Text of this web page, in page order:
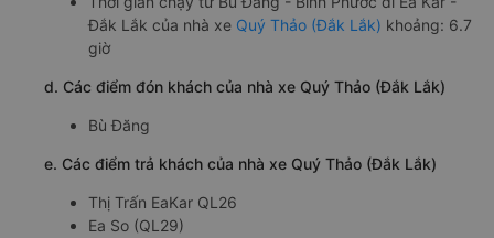
Đắk Lắk của nhà xe Quý Thảo (Đắk Lắk) khoảng: 6.7
giờ
d. Các điểm đón khách của nhà xe Quý Thảo (Đắk Lắk)
Bù Đăng
e. Các điểm trả khách của nhà xe Quý Thảo (Đắk Lắk)
Thị Trấn EaKar QL26
Ea So (QL29)